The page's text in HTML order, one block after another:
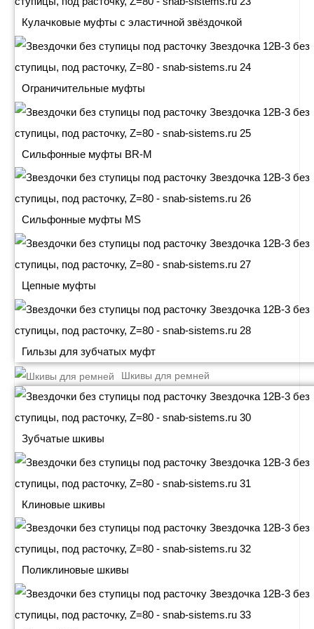
Кулачковые муфты с эластичной звёздочкой
Ограничительные муфты
Сильфонные муфты BR-M
Сильфонные муфты MS
Цепные муфты
Гильзы для зубчатых муфт
Шкивы для ремней
Зубчатые шкивы
Клиновые шкивы
Поликлиновые шкивы